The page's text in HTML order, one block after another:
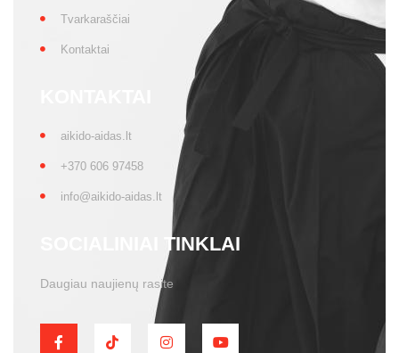
Tvarkaraščiai
Kontaktai
aikido-aidas.lt
+370 606 97458
info@aikido-aidas.lt
SOCIALINIAI TINKLAI
Daugiau naujienų rasite